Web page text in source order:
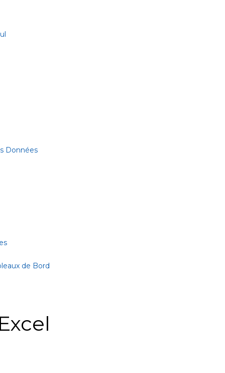
Données
de Bord